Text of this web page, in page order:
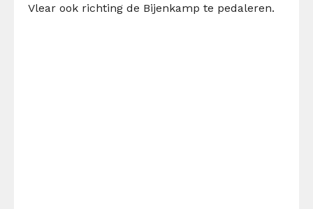
Vlear ook richting de Bijenkamp te pedaleren.